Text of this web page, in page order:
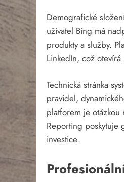
Demografické
uživatel Bing má
produkty a služby.
LinkedIn, což
Technická stránka
pravidel,
platforem je otázkou
Reporting poskytuje
investice.